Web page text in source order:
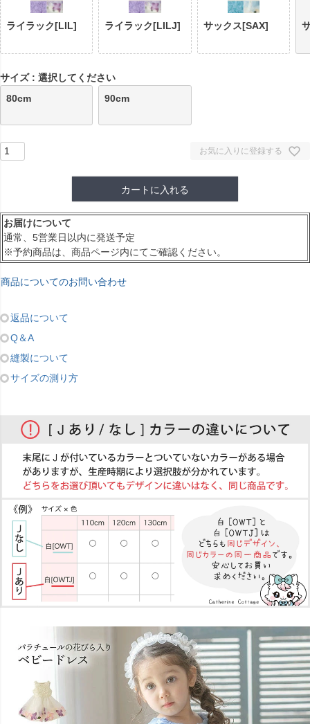
ライラック[LIL] ライラック[LILJ] サックス[SAX]
サイズ
選択してください
80cm
90cm
お気に入りに登録する
カートに入れる
お届けについて
通常、5営業日以内に発送予定
※予約商品は、商品ページ内にてご確認ください。
商品についてのお問い合わせ
返品について
Q＆A
縫製について
サイズの測り方